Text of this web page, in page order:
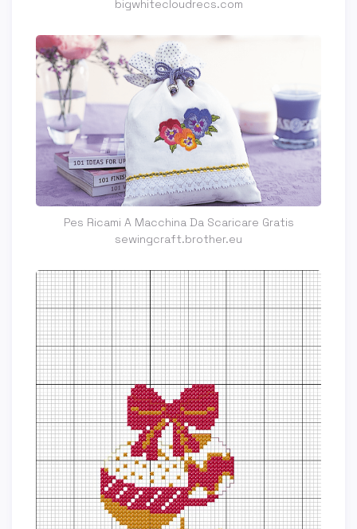
bigwhitecloudrecs.com
Pes Ricami A Macchina Da Scaricare Gratis
sewingcraft.brother.eu